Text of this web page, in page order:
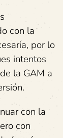
con la
por lo
intentos
la GAM a
con la
con